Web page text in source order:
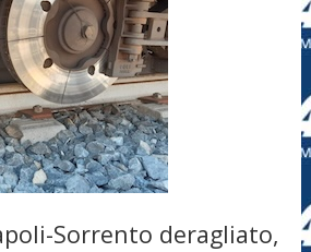
Sorrento deragliato,